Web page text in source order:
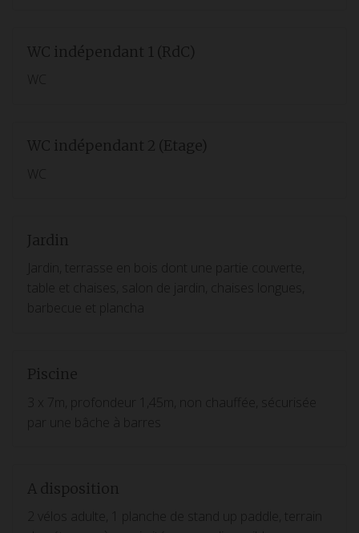
WC indépendant 1 (RdC)
WC indépendant 2 (Etage)
Jardin
Jardin, terrasse en bois dont une partie couverte,
table et chaises, salon de jardin, chaises longues,
barbecue et plancha
Piscine
3 x 7m, profondeur 1,45m, non chauffée, sécurisée
A disposition
2 vélos adulte, 1 planche de stand up paddle, terrain